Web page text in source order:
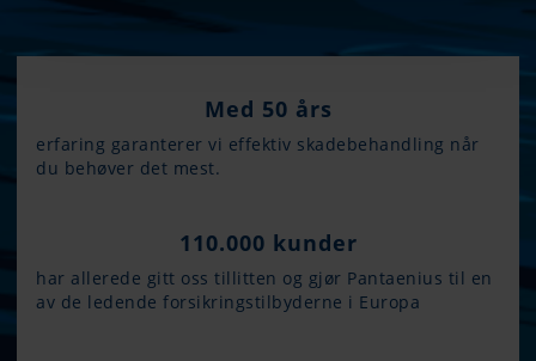
Med 50 års
erfaring garanterer vi effektiv skadebehandling når
du behøver det mest.
110.000 kunder
har allerede gitt oss tillitten og gjør Pantaenius til en
av de ledende forsikringstilbyderne i Europa